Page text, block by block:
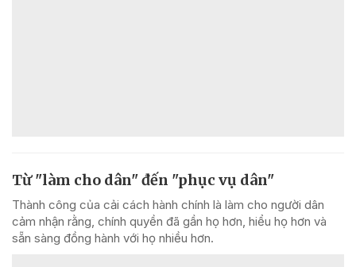
Từ "làm cho dân" đến "phục vụ dân"
Thành công của cải cách hành chính là làm cho người dân
cảm nhận rằng, chính quyền đã gần họ hơn, hiểu họ hơn và
sẵn sàng đồng hành với họ nhiều hơn.